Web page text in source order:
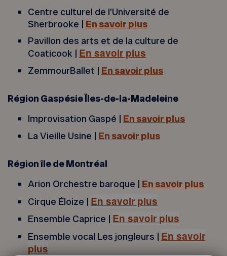
Centre culturel de l’Université de
Sherbrooke | En savoir plus
Pavillon des arts et de la culture de
Coaticook | En savoir plus
ZemmourBallet | En savoir plus
Région Gaspésie Îles-de-la-Madeleine
Improvisation Gaspé | En savoir plus
La Vieille Usine | En savoir plus
Région île de Montréal
Arion Orchestre baroque | En savoir plus
Cirque Éloize | En savoir plus
Ensemble Caprice | En savoir plus
Ensemble vocal Les jongleurs | En savoir
plus